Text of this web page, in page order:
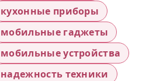
кухонные приборы
мобильные гаджеты
мобильные устройства
надежность техники